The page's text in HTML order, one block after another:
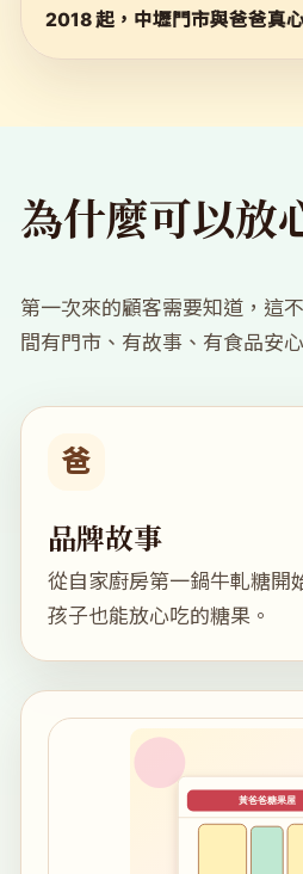
2018 起，中壢門市與爸爸真
為什麼可以放
第一次來的顧客需要知道，這
間有門市、有故事、有食品安
爸
品牌故事
從自家廚房第一鍋牛軋糖開
孩子也能放心吃的糖果。